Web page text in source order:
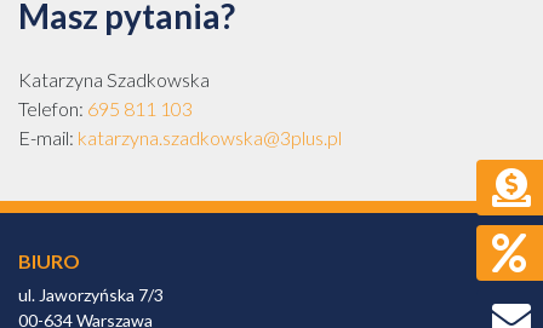
Masz pytania?
Katarzyna Szadkowska
Telefon: 695 811 103
E-mail: katarzyna.szadkowska@3plus.pl
BIURO
ul. Jaworzyńska 7/3
00-634 Warszawa